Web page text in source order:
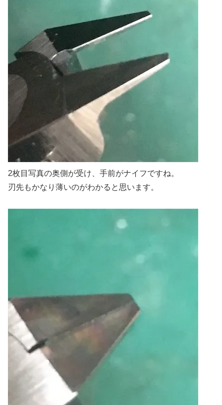
2枚目写真の奥側が受け、手前がナイフですね。
刃先もかなり薄いのがわかると思います。